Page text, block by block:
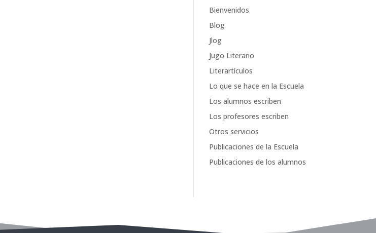
Bienvenidos
Blog
Jlog
Jugo Literario
Literartículos
Lo que se hace en la Escuela
Los alumnos escriben
Los profesores escriben
Otros servicios
Publicaciones de la Escuela
Publicaciones de los alumnos